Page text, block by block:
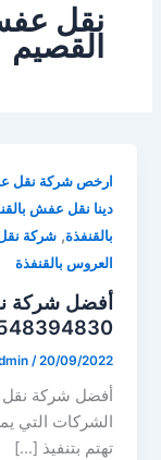
نقل
القصيم
ارخص شركة نقل
دينا نقل عفش
بالقنفذة,شركة
العروس بالقنفذة
أفضل شركة
/20/09/2022
أفضل شركة
الشركات التي
تهتم بتنفيذ […]